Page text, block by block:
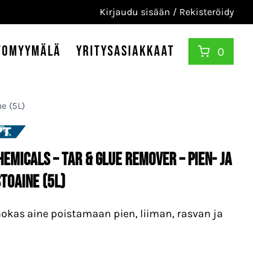
Kirjaudu sisään / Rekisteröidy
Yritysasiakkaat 0
(5L)
– Tar & Glue Remover – Pien- ja
(5L)
aine poistamaan pien, liiman, rasvan ja